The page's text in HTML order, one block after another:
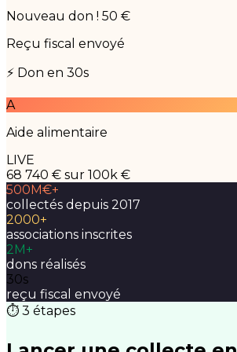
Nouveau don ! 50 €
Reçu fiscal envoyé
⚡ Don en 30s
A
Aide alimentaire
LIVE
68 740 € sur 100k €
500M€+
collectés depuis 2017
2000+
associations inscrites
2M+
dons réalisés
30s
reçu fiscal envoyé
⏱ 3 étapes